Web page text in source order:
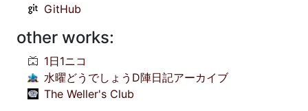
GitHub
other works:
1日1ニコ
水曜どうでしょうD陣日記アーカイブ
The Weller's Club